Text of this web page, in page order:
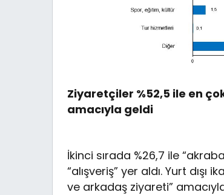
Ziyaretçiler %52,5 ile en
amacıyla geldi
İkinci sırada %26,7 ile
“alışveriş” yer aldı. Yurt
ve arkadaş ziyareti”